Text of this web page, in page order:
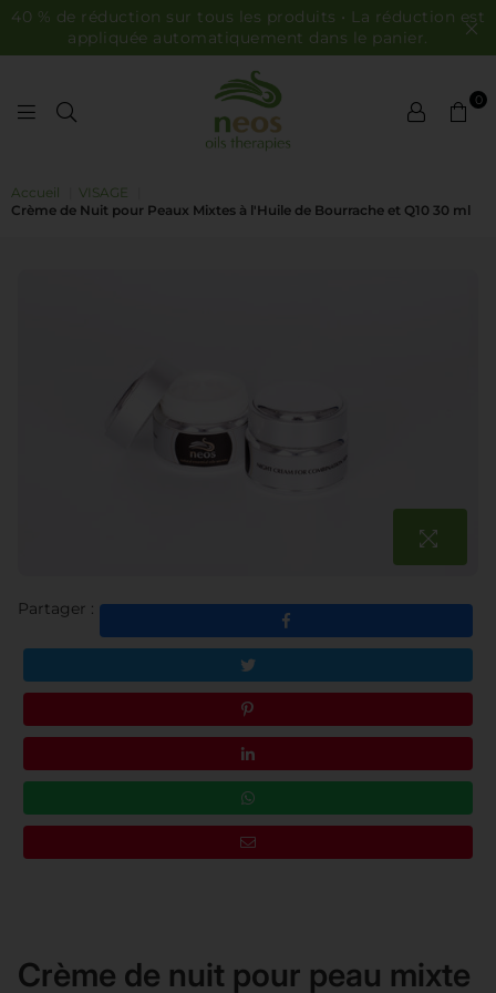
40 % de réduction sur tous les produits • La réduction est
appliquée automatiquement dans le panier.
0
Accueil VISAGE
Crème de Nuit pour Peaux Mixtes à l'Huile de Bourrache et Q10 30 ml
Partager :
Crème de nuit pour peau mixte